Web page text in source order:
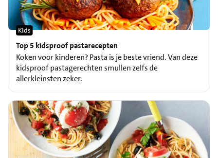
Top 5 kidsproof pastarecepten
Kids
Koken voor kinderen? Pasta is je beste vriend. Van deze
kidsproof pastagerechten smullen zelfs de
allerkleinsten zeker.